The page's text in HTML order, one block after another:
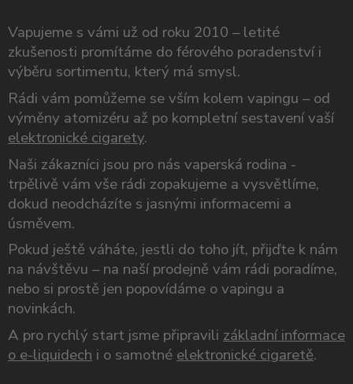
Vapujeme s vámi už od roku 2010 – letité
zkušenosti promítáme do férového poradenství i
výběru sortimentu, který má smysl.
Rádi vám pomůžeme se vším kolem vapingu – od
výměny atomizéru až po kompletní sestavení vaší
elektronické cigarety.
Naši zákazníci jsou pro nás vaperská rodina -
trpělivě vám vše rádi zopakujeme a vysvětlíme,
dokud neodcházíte s jasnými informacemi a
úsměvem.
Pokud ještě váháte, jestli do toho jít, přijďte k nám
na návštěvu – na naší prodejně vám rádi poradíme,
nebo si prostě jen popovídáme o vapingu a
novinkách.
A pro rychlý start jsme připravili základní informace
o e-liquidech i o samotné elektronické cigaretě.